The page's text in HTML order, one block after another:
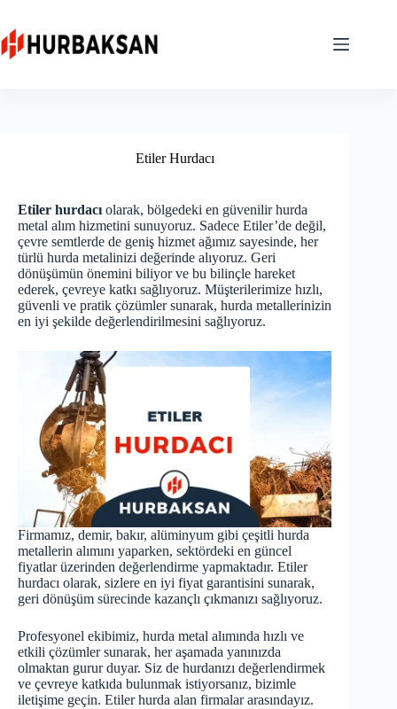
content
Etiler Hurdacı
Etiler hurdacı olarak, bölgedeki en güvenilir hurda
metal alım hizmetini sunuyoruz. Sadece Etiler’de değil,
çevre semtlerde de geniş hizmet ağımız sayesinde, her
türlü hurda metalinizi değerinde alıyoruz. Geri
dönüşümün önemini biliyor ve bu bilinçle hareket
ederek, çevreye katkı sağlıyoruz. Müşterilerimize hızlı,
güvenli ve pratik çözümler sunarak, hurda metallerinizin
en iyi şekilde değerlendirilmesini sağlıyoruz.
Firmamız, demir, bakır, alüminyum gibi çeşitli hurda
metallerin alımını yaparken, sektördeki en güncel
fiyatlar üzerinden değerlendirme yapmaktadır. Etiler
hurdacı olarak, sizlere en iyi fiyat garantisini sunarak,
geri dönüşüm sürecinde kazançlı çıkmanızı sağlıyoruz.
Profesyonel ekibimiz, hurda metal alımında hızlı ve
etkili çözümler sunarak, her aşamada yanınızda
olmaktan gurur duyar. Siz de hurdanızı değerlendirmek
ve çevreye katkıda bulunmak istiyorsanız, bizimle
iletişime geçin. Etilerhurda alan firmalar arasındayız.